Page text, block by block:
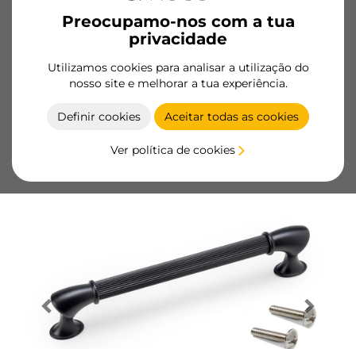
Preocupamo-nos com a tua
privacidade
Utilizamos cookies para analisar a utilização do
nosso site e melhorar a tua experiência.
Definir cookies Aceitar todas as cookies
Ver política de cookies
9363214/EAN 8432393305530
Tornar-se cliente
Ficha de produto